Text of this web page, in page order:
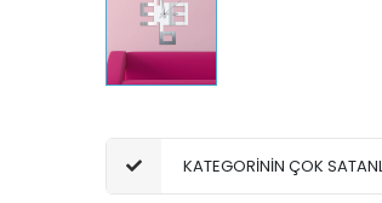
KATEGORİNİN ÇOK